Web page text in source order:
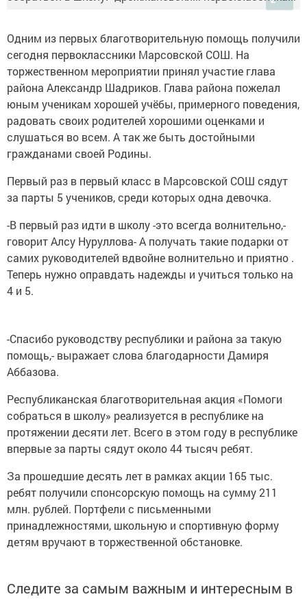
Одним из первых благотворительную помощь получили
сегодня первоклассники Марсовской СОШ. На
торжественном мероприятии принял участие глава
района Александр Шадриков. Глава района пожелал
юным ученикам хорошей учёбы, примерного поведения,
радовать своих родителей хорошими оценками и
слушаться во всем. А так же быть достойными
гражданами своей Родины.
Первый раз в первый класс в Марсовской СОШ сядут
за парты 5 учеников, среди которых одна девочка.
-В первый раз идти в школу -это всегда волнительно,-
говорит Алсу Нуруллова- А получать такие подарки от
самих руководителей вдвойне волнительно и приятно .
Теперь нужно оправдать надежды и учиться только на
4 и 5.
-Спасибо руководству республики и района за такую
помощь,- выражает слова благодарности Дамиря
Аббазова.
Республиканская благотворительная акция «Помоги
собраться в школу» реализуется в республике на
протяжении десяти лет. Всего в этом году в республике
впервые за парты сядут около 44 тысяч ребят.
За прошедшие десять лет в рамках акции 165 тыс.
ребят получили спонсорскую помощь на сумму 211
млн. рублей. Портфели с письменными
принадлежностями, школьную и спортивную форму
детям вручают в торжественной обстановке.
Следите за самым важным и интересным в